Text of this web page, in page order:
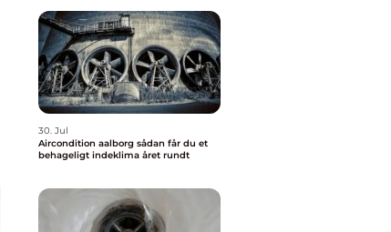
30. Jul
Aircondition aalborg sådan får du et
behageligt indeklima året rundt